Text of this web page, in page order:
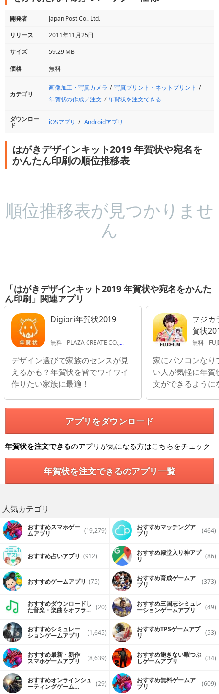
開発者
Japan Post Co., Ltd.
リリース
2011年11月25日
サイズ
59.29 MB
価格
無料
カテゴリ
画像加工・写真カメラ
写真プリント・ネットプリント
年賀状の作成／注文
年賀状を注文できる
ダウンロー
ド iOSアプリ Androidアプリ
はがきデザインキット2019 年賀状や宛名を
かんたん印刷の順位推移表
順位推移表が見つかりませ
ん
「はがきデザインキット2019 年賀状や宛名をかんた
ん印刷」関連アプリ
Digipri年賀状2019
無料 PLAZA CREATE CO.,LTD.
デザイン選びで家族のセンスが見
えるかも？年賀状を皆でワイワイ
作りたい家族に最適！
フジカ
賀状
ルム公
無料
家にパソコンなり
い人が気軽に年賀
文ができるように
アプリをダウンロード
年賀状を注文できるのアプリが気になる方はこちらをチェック
年賀状を注文できるのアプリ一覧
人気カテゴリ
おすすめスマホゲー
ムアプリ (19,279) おすすめマッチングア
プリ (464)
おすすめ占いアプリ (912) おすすめ殿堂入り神アプ
リ (86)
おすすめゲームアプリ (75) おすすめ育成ゲームア
プリ (373)
おすすめダウンロードし
た音楽・楽曲をオフライ (20) おすすめ三国志シミュレ
ーションゲームアプリ (49)
おすすめシミュレー
ションゲームアプリ (1,645) おすすめTPSゲームアプ
リ (53)
おすすめ最新・新作
スマホゲームアプリ (8,639) おすすめ飽きない暇つぶ
しゲームアプリ (34)
おすすめオンラインシュ
ーティングゲーム (29) おすすめ無料ゲームア
プリ (609)